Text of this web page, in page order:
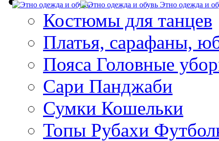
Этно одежда и
Костюмы для танцев
Платья, сарафаны,
Пояса Головные
Сари Панджаби
Сумки Кошельки
Топы Рубахи